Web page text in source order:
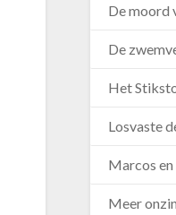
De moord
De
Het
Losvaste
Marcos en
Meer onzin